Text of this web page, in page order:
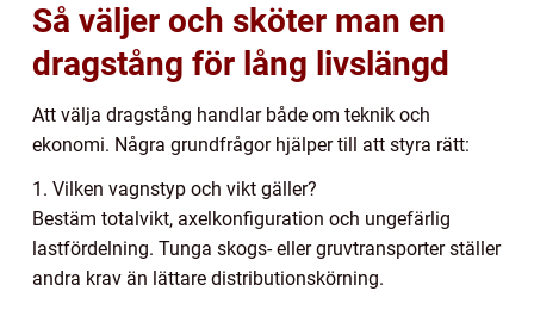
Så väljer och sköter man en
dragstång för lång livslängd
Att välja dragstång handlar både om teknik och
ekonomi. Några grundfrågor hjälper till att styra rätt:
1. Vilken vagnstyp och vikt gäller?
Bestäm totalvikt, axelkonfiguration och ungefärlig
lastfördelning. Tunga skogs- eller gruvtransporter ställer
andra krav än lättare distributionskörning.